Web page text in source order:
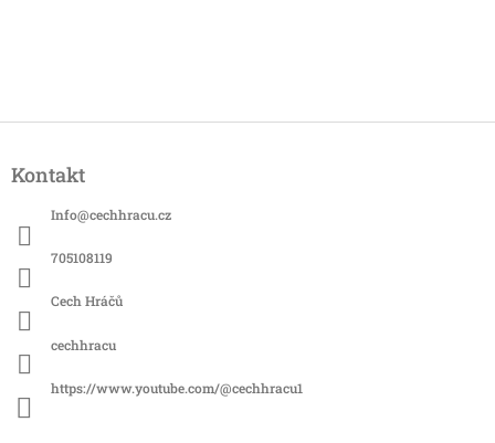
pKontakt
Info@cechhracu.cz
705108119
Cech Hráčů
cechhracu
https://www.youtube.com/@cechhracu1